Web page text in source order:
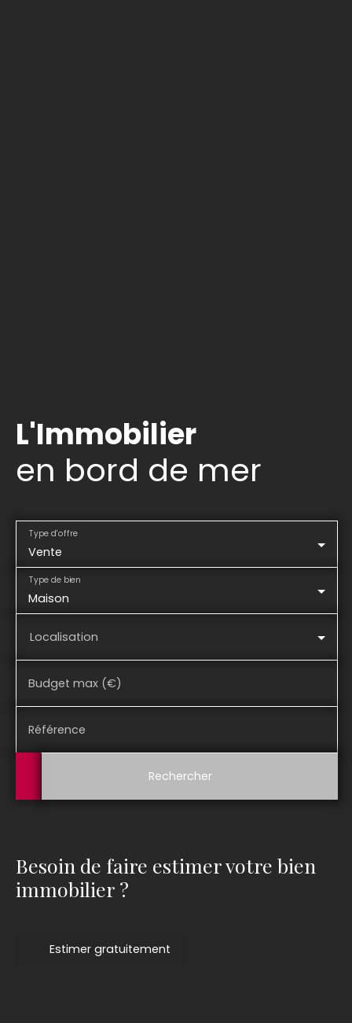
L'Immobilier
en bord de mer
Vente
Type d'offre
Maison
Type de bien
Localisation
Budget max (€)
Référence
Rechercher
Besoin de faire estimer votre bien
immobilier ?
Estimer gratuitement